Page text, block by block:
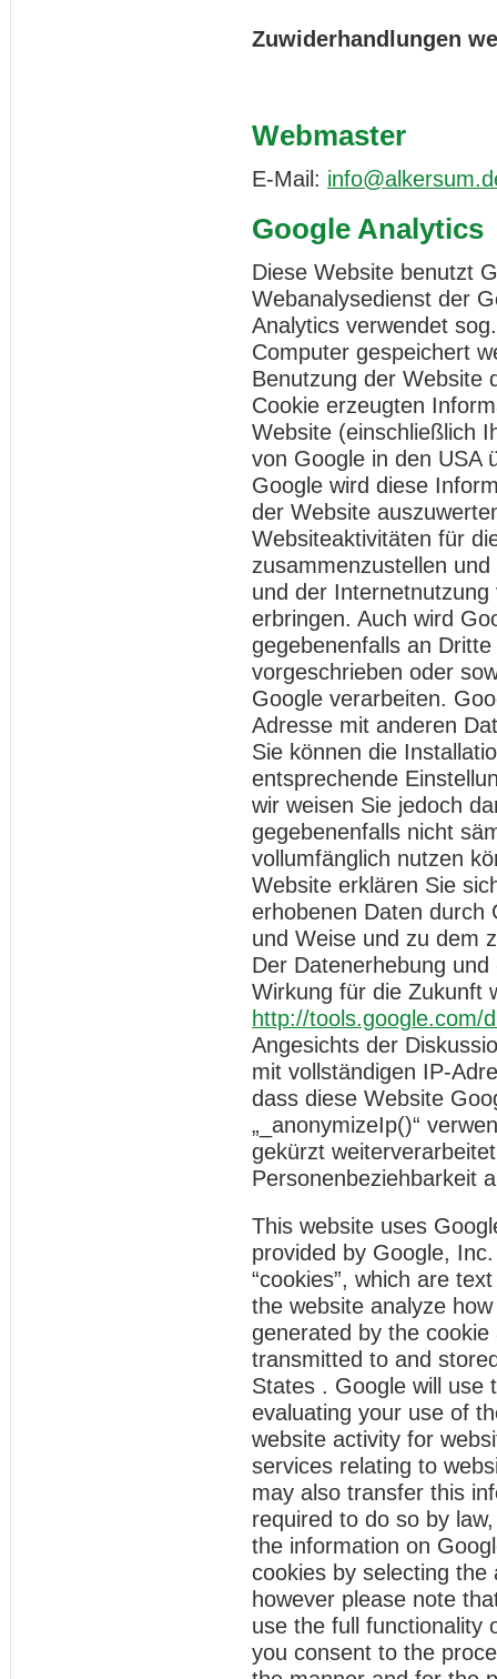
Zuwiderhandlungen
Webmaster
E-Mail:
Google Analytics
Diese Website benutzt
Webanalysedienst der
Analytics verwendet
Computer gespeichert
Benutzung der Website
Cookie erzeugten
Website (einschließlich
von Google in den USA
Google wird diese
der Website
Websiteaktivitäten für
zusammenzustellen
und der
erbringen. Auch wird
gegebenenfalls an
vorgeschrieben oder
Google verarbeiten.
Adresse mit anderen
Sie können die
entsprechende
wir weisen Sie jedoch
gegebenenfalls nicht
vollumfänglich nutzen
Website erklären Sie
erhobenen Daten durch
und Weise und zu dem
Der Datenerhebung
Wirkung für die Zukunft
http://tools.google.com/
Angesichts der
mit vollständigen IP-
dass diese Website
„_anonymizeIp()“
gekürzt
Personenbeziehbarkeit
This website uses
provided by Google,
“cookies”, which are
the website analyze
generated by the
transmitted to and
States . Google will use
evaluating your use of
website activity for
services relating to
may also transfer this
required to do so by
the information on
cookies by selecting
however please note
use the full functionality
you consent to the